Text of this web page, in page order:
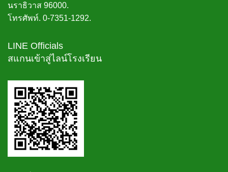
นราธิวาส 96000.
โทรศัพท์. 0-7351-1292.
LINE Officials
สแกนเข้าสู่ไลน์โรงเรียน